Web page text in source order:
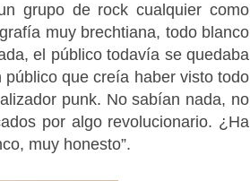
grupo de rock cualquier como
muy brechtiana, todo blanco
el público todavía se quedaba
que creía haber visto todo
punk. No sabían nada, no
por algo revolucionario. ¿Ha
muy honesto”.